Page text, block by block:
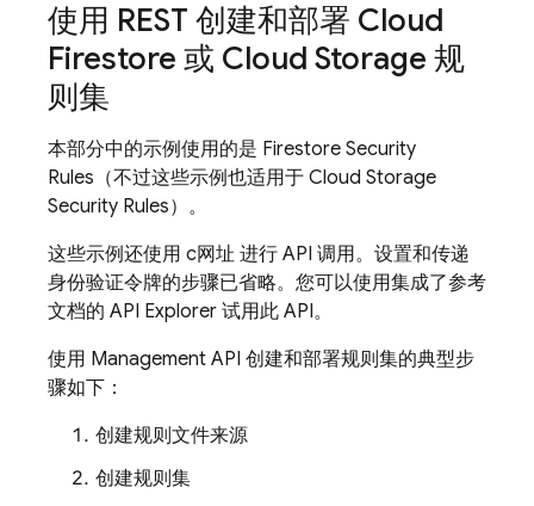
使用 REST 创建和部署 Cloud
Firestore 或 Cloud Storage 规
则集
本部分中的示例使用的是 Firestore Security
Rules （不过这些示例也适用于 Cloud Storage
Security Rules）。
这些示例还使用 c网址 进行 API 调用。设置和传递
身份验证令牌的步骤已省略。您可以使用集成了参考
文档的 API Explorer 试用此 API。
使用 Management API 创建和部署规则集的典型步
骤如下：
创建规则文件来源
创建规则集